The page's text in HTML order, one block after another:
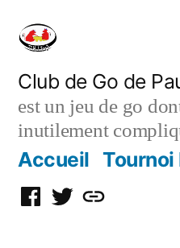
content
Club de Go de
est un jeu de go
inutilement
Accueil Tournoi
Facebook
TwitterDiscord